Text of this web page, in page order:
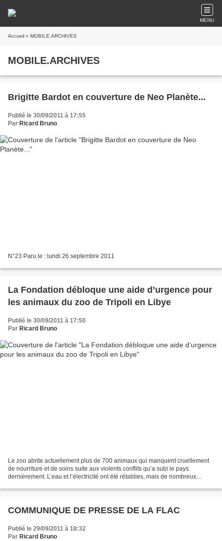
MENU
Accueil » MOBILE.ARCHIVES
MOBILE.ARCHIVES
Brigitte Bardot en couverture de Neo Planète...
Publié le 30/09/2011 à 17:55
Par Ricard Bruno
N°23 Paru le : lundi 26 septembre 2011
La Fondation débloque une aide d’urgence pour
les animaux du zoo de Tripoli en Libye
Publié le 30/09/2011 à 17:50
Par Ricard Bruno
Le zoo abrite actuellement plus de 700 animaux qui manquent cruellement
de nourriture et de soins suite aux violents conflits qu’a subi le pays
dernièrement. L’eau et l’électricité ont été rétablies, mais de nombreux
COMMUNIQUE DE PRESSE DE LA FLAC
Publié le 29/09/2011 à 18:32
Par Ricard Bruno